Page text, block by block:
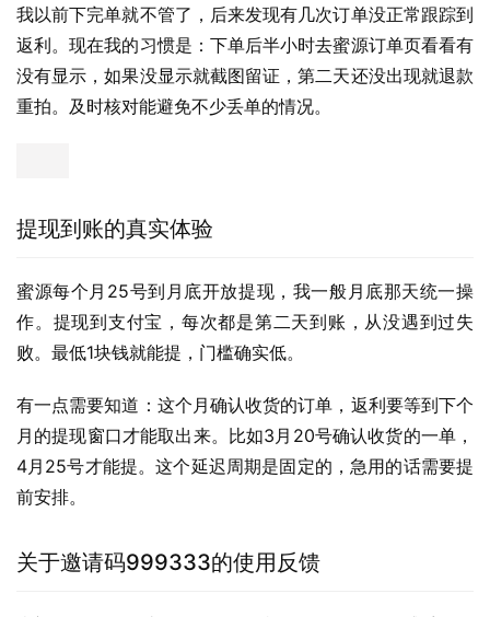
我以前下完单就不管了，后来发现有几次订单没正常跟踪到
返利。现在我的习惯是：下单后半小时去蜜源订单页看看有
没有显示，如果没显示就截图留证，第二天还没出现就退款
重拍。及时核对能避免不少丢单的情况。
提现到账的真实体验
蜜源每个月25号到月底开放提现，我一般月底那天统一操
作。提现到支付宝，每次都是第二天到账，从没遇到过失
败。最低1块钱就能提，门槛确实低。
有一点需要知道：这个月确认收货的订单，返利要等到下个
月的提现窗口才能取出来。比如3月20号确认收货的一单，
4月25号才能提。这个延迟周期是固定的，急用的话需要提
前安排。
关于邀请码999333的使用反馈